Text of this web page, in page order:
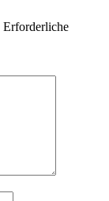
Erforderliche